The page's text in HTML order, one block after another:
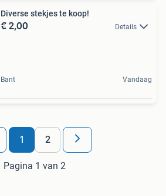
Diverse stekjes te koop!
€ 2,00 Details
Bant Vandaag
1 2
Pagina 1 van 2